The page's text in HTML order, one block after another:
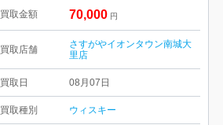
買取金額 70,000 円
買取店舗
さすがやイオンタウン南城大
里店
買取日 08月07日
買取種別 ウィスキー